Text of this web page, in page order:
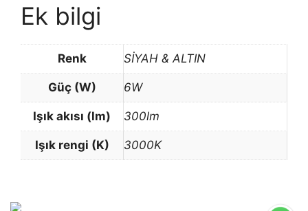
Ek bilgi
Renk SİYAH & ALTIN
Güç (W) 6W
Işık akısı (lm) 300lm
Işık rengi (K) 3000K